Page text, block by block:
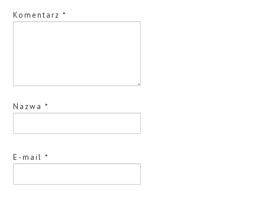
Komentarz*
Nazwa*
E-mail*